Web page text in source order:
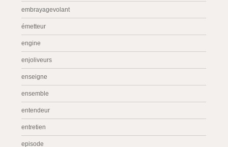
embrayagevolant
émetteur
engine
enjoliveurs
enseigne
ensemble
entendeur
entretien
episode